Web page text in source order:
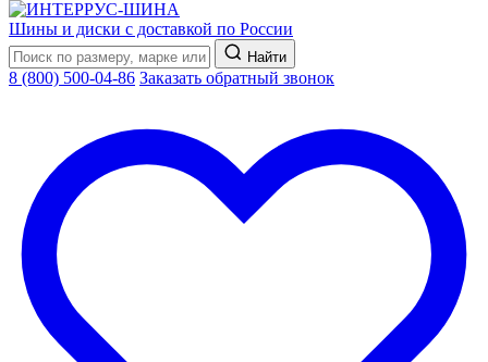
Шины и диски с доставкой по России
Найти
8 (800) 500-04-86 Заказать обратный звонок